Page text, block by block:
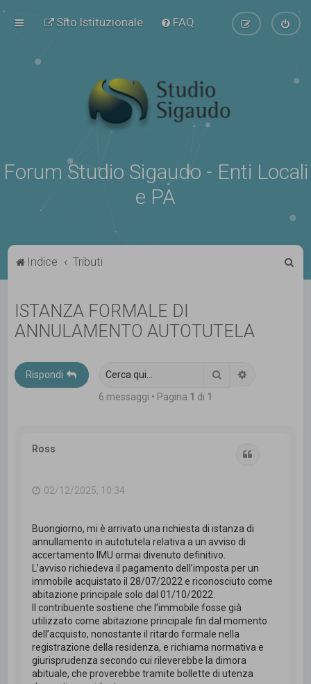
Sito Istituzionale FAQ
Forum Studio Sigaudo - Enti Locali
e PA
Indice Tributi
ISTANZA FORMALE DI
ANNULAMENTO AUTOTUTELA
Rispondi Cerca
6 messaggi • Pagina 1 di 1
Ross
02/12/2025, 10:34
Buongiorno, mi è arrivato una richiesta di istanza di
annullamento in autotutela relativa a un avviso di
accertamento IMU ormai divenuto definitivo.
L’avviso richiedeva il pagamento dell’imposta per un
immobile acquistato il 28/07/2022 e riconosciuto come
abitazione principale solo dal 01/10/2022.
Il contribuente sostiene che l’immobile fosse già
utilizzato come abitazione principale fin dal momento
dell’acquisto, nonostante il ritardo formale nella
registrazione della residenza, e richiama normativa e
giurisprudenza secondo cui rileverebbe la dimora
abituale, che proverebbe tramite bollette di utenza